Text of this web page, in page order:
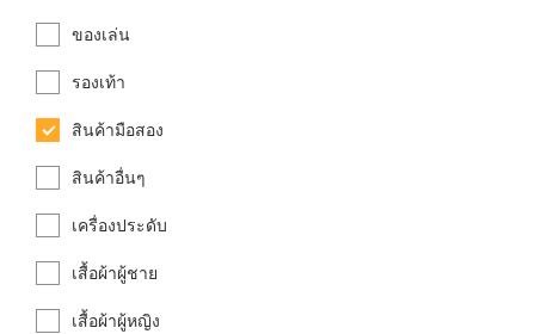
ของเล่น
รองเท้า
สินค้ามือสอง
สินค้าอื่นๆ
เครื่องประดับ
เสื้อผ้าผู้ชาย
เสื้อผ้าผู้หญิง